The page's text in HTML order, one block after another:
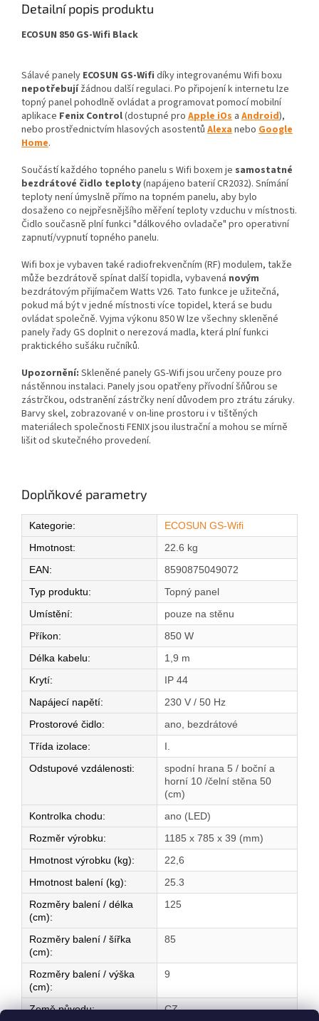
Detailní popis produktu
ECOSUN 850 GS-Wifi Black
Sálavé panely ECOSUN GS-Wifi díky integrovanému Wifi boxu
nepotřebujížádnou další regulaci. Po připojení k internetu lze
topný panel pohodlně ovládat a programovat pomocí mobilní
aplikace Fenix Control(dostupné pro Apple iOs a Android),
nebo prostřednictvím hlasových asostentů Alexanebo Google
Home.
Součástí každého topného panelu s Wifi boxem je samostatné
bezdrátové čidlo teploty(napájeno baterií CR2032). Snímání
teploty není úmyslně přímo na topném panelu, aby bylo
dosaženo co nejpřesnějšího měření teploty vzduchu v místnosti.
Čidlo současně plní funkci "dálkového ovladače" pro operativní
zapnutí/vypnutí topného panelu.
Wifi box je vybaven také radiofrekvenčním (RF) modulem, takže
může bezdrátově spínat další topidla, vybavená novým
bezdrátovým přijímačem Watts V26. Tato funkce je užitečná,
pokud má být v jedné místnosti více topidel, která se budu
ovládat společně. Vyjma výkonu 850 W lze všechny skleněné
panely řady GS doplnit o nerezová madla, která plní funkci
praktického sušáku ručníků.
Upozornění: Skleněné panely GS-Wifi jsou určeny pouze pro
nástěnnou instalaci. Panely jsou opatřeny přívodní šňůrou se
zástrčkou, odstranění zástrčky není důvodem pro ztrátu záruky.
Barvy skel, zobrazované v on-line prostoru i v tištěných
materiálech společnosti FENIX jsou ilustrační a mohou se mírně
lišit od skutečného provedení.
Doplňkové parametry
Kategorie:
ECOSUN GS-Wifi
Hmotnost:
22.6 kg
EAN:
8590875049072
Typ produktu:
Topný panel
Umístění:
pouze na stěnu
Příkon:
850 W
Délka kabelu:
1,9 m
Krytí:
IP 44
Napájecí napětí:
230 V / 50 Hz
Prostorové čidlo:
ano, bezdrátové
Třída izolace:
I.
Odstupové vzdálenosti:
spodní hrana 5 / boční a
horní 10 /čelní stěna 50
(cm)
Kontrolka chodu:
ano (LED)
Rozměr výrobku:
1185 x 785 x 39 (mm)
Hmotnost výrobku (kg):
22,6
Hmotnost balení (kg):
25.3
Rozměry balení / délka
(cm):
125
Rozměry balení / šířka
(cm):
85
Rozměry balení / výška
(cm):
9
Země původu: CZ